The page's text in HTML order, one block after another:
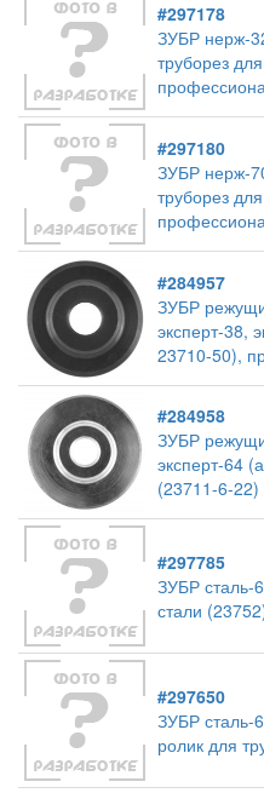
#297178
ЗУБР нерж-
труборез
#297180
ЗУБР нерж-
труборез
#284957
ЗУБР
эксперт-38,
23710-50),
#284958
ЗУБР
эксперт-64
(23711-6-22)
#297785
ЗУБР сталь-
стали
#297650
ЗУБР сталь-
ролик для